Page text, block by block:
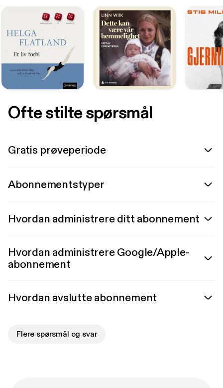
Ofte stilte spørsmål
Gratis prøveperiode
Abonnementstyper
Hvordan administrere ditt abonnement
Hvordan administrere Google/Apple-
abonnement
Hvordan avslutte abonnement
Flere spørsmål og svar